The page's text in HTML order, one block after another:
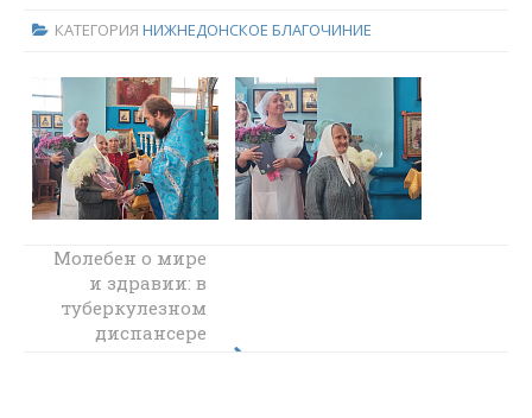
КАТЕГОРИЯ НИЖНЕДОНСКОЕ БЛАГОЧИНИЕ
Воспитанники
детского приюта
"Огонек" поселка
Каменоломни
Молебен о мире
и здравии: в
туберкулезном
диспансере